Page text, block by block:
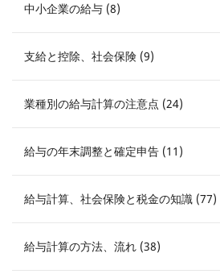
中小企業の給与 (8)
支給と控除、社会保険 (9)
業種別の給与計算の注意点 (24)
給与の年末調整と確定申告 (11)
給与計算、社会保険と税金の知識 (77)
給与計算の方法、流れ (38)